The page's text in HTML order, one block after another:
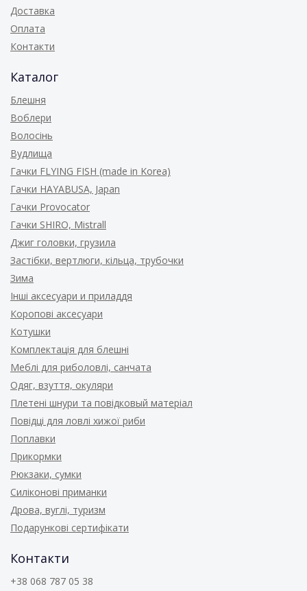
Доставка
Оплата
Контакти
Каталог
Блешня
Воблери
Волосінь
Вудлища
Гачки FLYING FISH (made in Korea)
Гачки HAYABUSA, Japan
Гачки Provocator
Гачки SHIRO, Mistrall
Джиг головки, грузила
Застібки, вертлюги, кільца, трубочки
Зима
Інші аксесуари и приладдя
Коропові аксесуари
Котушки
Комплектація для блешні
Меблі для риболовлі, санчата
Одяг, взуття, окуляри
Плетені шнури та повідковый матеріал
Повідці для ловлі хижої риби
Поплавки
Прикормки
Рюкзаки, сумки
Силіконові приманки
Дрова, вуглі, туризм
Подарункові сертифікати
Контакти
+38 068 787 05 38